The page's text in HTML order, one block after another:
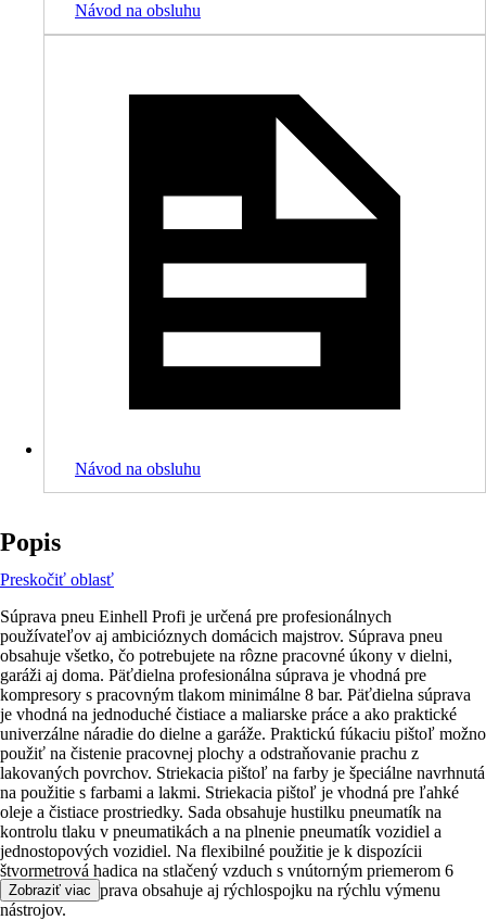
Návod na obsluhu
Návod na obsluhu
Popis
Preskočiť oblasť
Súprava pneu Einhell Profi je určená pre profesionálnych
používateľov aj ambicióznych domácich majstrov. Súprava pneu
obsahuje všetko, čo potrebujete na rôzne pracovné úkony v dielni,
garáži aj doma. Päťdielna profesionálna súprava je vhodná pre
kompresory s pracovným tlakom minimálne 8 bar. Päťdielna súprava
je vhodná na jednoduché čistiace a maliarske práce a ako praktické
univerzálne náradie do dielne a garáže. Praktickú fúkaciu pištoľ možno
použiť na čistenie pracovnej plochy a odstraňovanie prachu z
lakovaných povrchov. Striekacia pištoľ na farby je špeciálne navrhnutá
na použitie s farbami a lakmi. Striekacia pištoľ je vhodná pre ľahké
oleje a čistiace prostriedky. Sada obsahuje hustilku pneumatík na
kontrolu tlaku v pneumatikách a na plnenie pneumatík vozidiel a
jednostopových vozidiel. Na flexibilné použitie je k dispozícii
štvormetrová hadica na stlačený vzduch s vnútorným priemerom 6
milimetrov. Súprava obsahuje aj rýchlospojku na rýchlu výmenu
nástrojov.
Zobraziť viac